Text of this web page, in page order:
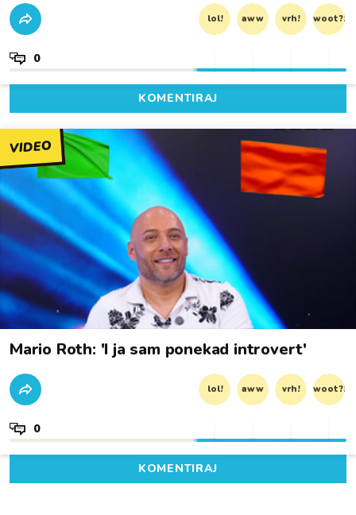
lol! aww vrh! woot?!
0
KOMENTIRAJ
VIDEO
Mario Roth: 'I ja sam ponekad introvert'
lol! aww vrh! woot?!
0
KOMENTIRAJ